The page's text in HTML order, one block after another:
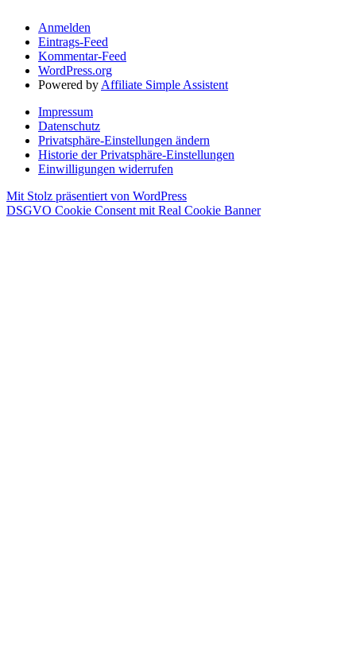
Anmelden
Eintrags-Feed
Kommentar-Feed
WordPress.org
Powered by Affiliate Simple Assistent
Impressum
Datenschutz
Privatsphäre-Einstellungen ändern
Historie der Privatsphäre-Einstellungen
Einwilligungen widerrufen
Mit Stolz präsentiert von WordPress
DSGVO Cookie Consent mit Real Cookie Banner